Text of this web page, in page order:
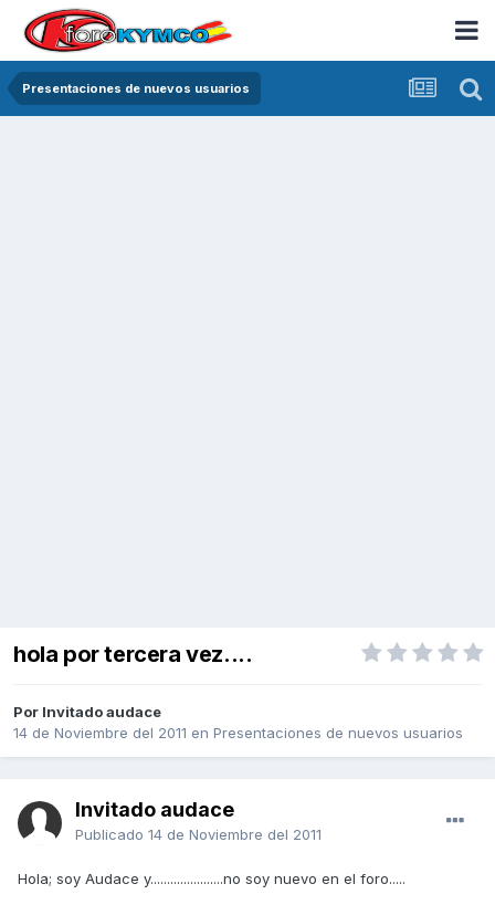
Presentaciones de nuevos usuarios
hola por tercera vez....
Por Invitado audace
14 de Noviembre del 2011 en Presentaciones de nuevos usuarios
Invitado audace
Publicado 14 de Noviembre del 2011
Hola; soy Audace y......................no soy nuevo en el foro.....